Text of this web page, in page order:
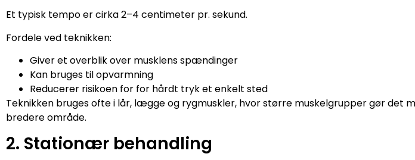
Et typisk tempo er cirka 2–4 centimeter pr. sekund.
Fordele ved teknikken:
Giver et overblik over musklens spændinger
Kan bruges til opvarmning
Reducerer risikoen for for hårdt tryk et enkelt sted
Teknikken bruges ofte i lår, lægge og rygmuskler, hvor større muskelgrupper gør det
bredere område.
2. Stationær behandling